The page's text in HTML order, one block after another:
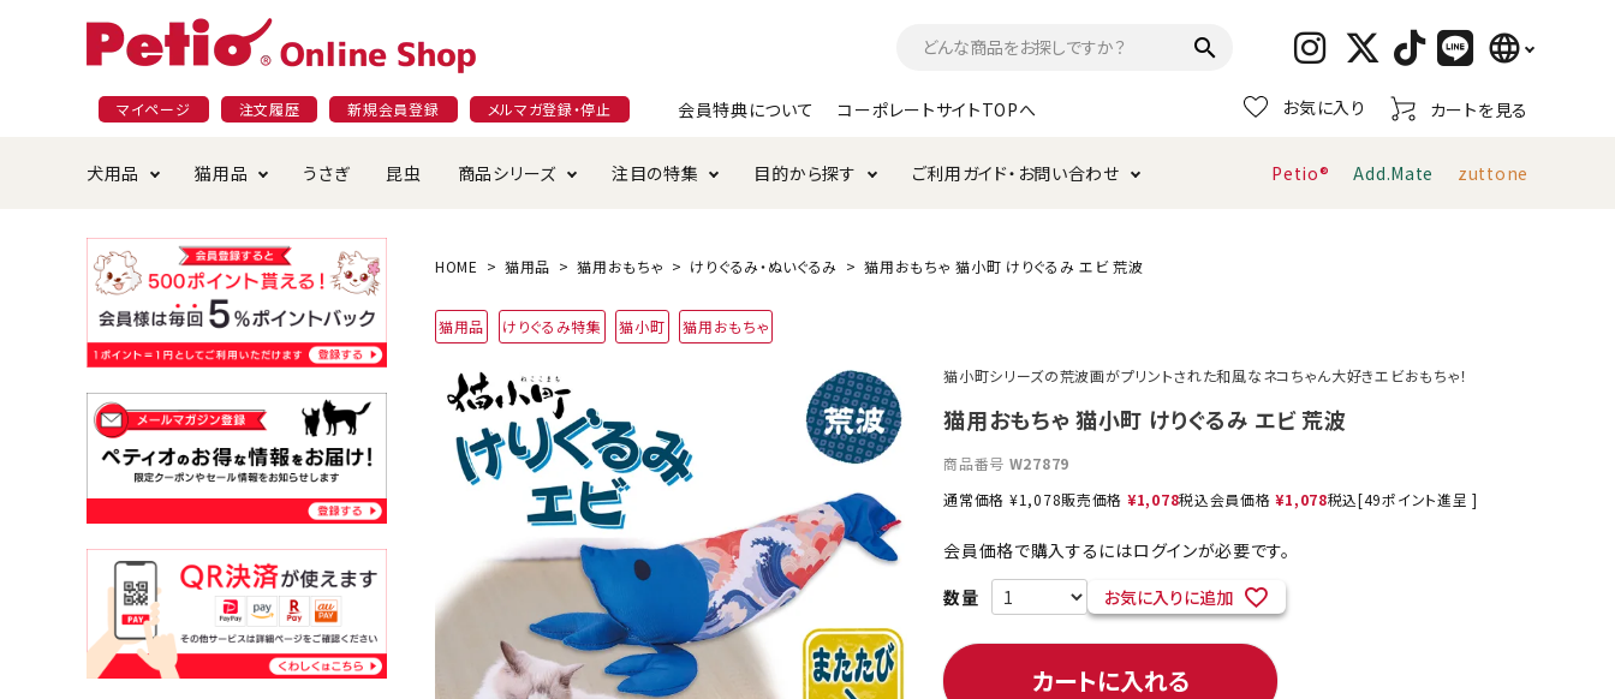
search language
日本語
English
マイページ 注文履歴 新規会員登録 メルマガ登録・停止 会員特典について コーポレートサイトTOPへ お気に入り カートを見る
犬用品
ドッグフード おやつ お手入れ・ケア用品
ペットシーツ ベッド・ハウス・マット
おもちゃ 食器・給水器 防虫用品 服・ウェア
首輪・ハーネス・リード しつけ用品 替え・交換パーツ
猫用品
ごはん・おやつ お手入れ・ケア用品 トイレタリー・消臭剤
ベッド・ハウス・マット サークル・ケージ・タワー
食器・給水器 防虫用品 服・ウェア 首輪・ハーネス
替え・交換パーツ
うさぎ 昆虫 商品シリーズ
プラクト 素材そのまま 極上
注目の特集
夜のお散歩特集 無添加特集 けりぐるみ特集
目的から探す
国産フード&おやつ特集 穀物不使用のグレインフリー
じゃらして遊ぶ 引っ張って遊ぶ 投げて遊ぶ デンタルおもちゃ
またたび・元気草 夜のお散歩
小型犬にオススメ ダイエット中にオススメ まとめ買いでオトク！！ ネコポス対象商品一覧
ご利用ガイド・お問い合わせ
ショッピングガイド 会員特典について ご注文方法について
返品・交換について オンラインショップ利用規約
Petio® Add.Mate zuttone
HOME 猫用品 猫用おもちゃ けりぐるみ・ぬいぐるみ 猫用おもちゃ 猫小町 けりぐるみ エビ 荒波
猫用品 けりぐるみ特集 猫小町 猫用おもちゃ
猫小町シリーズの荒波画がプリントされた和風なネコちゃん大好きエビおもちゃ！
猫用おもちゃ 猫小町 けりぐるみ エビ 荒波
商品番号 W27879
通常価格 ¥1,078販売価格 ¥1,078税込会員価格 ¥1,078税込[49ポイント進呈 ]
会員価格で購入するにはログインが必要です。
お気に入りに追加
カートに入れる